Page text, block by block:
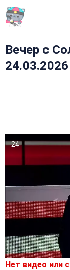
Вечер с
Нет видео или